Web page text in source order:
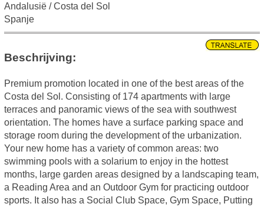
Andalusië / Costa del Sol
Spanje
Beschrijving:
Premium promotion located in one of the best areas of the
Costa del Sol. Consisting of 174 apartments with large
terraces and panoramic views of the sea with southwest
orientation. The homes have a surface parking space and
storage room during the development of the urbanization.
Your new home has a variety of common areas: two
swimming pools with a solarium to enjoy in the hottest
months, large garden areas designed by a landscaping team,
a Reading Area and an Outdoor Gym for practicing outdoor
sports. It also has a Social Club Space, Gym Space, Putting